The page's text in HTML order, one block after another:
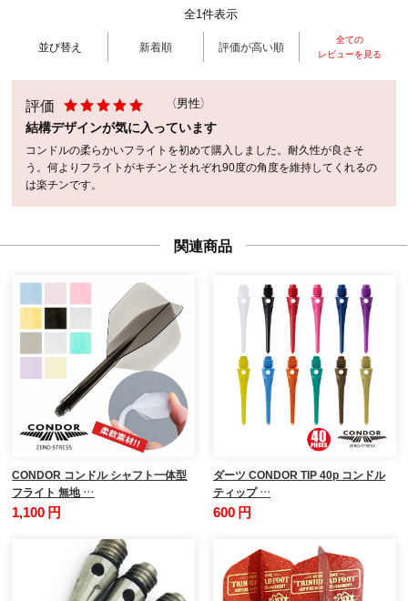
全1件表示
並び替え 新着順 評価が高い順
全ての
レビューを見る
評価 （男性）
結構デザインが気に入っています
コンドルの柔らかいフライトを初めて購入しました。耐久性が良さそ
う。何よりフライトがキチンとそれぞれ90度の角度を維持してくれるの
は楽チンです。
関連商品
CONDOR コンドル シャフト一体型
フライト 無地 …
1,100 円
ダーツ CONDOR TIP 40p コンドル
ティップ …
600 円